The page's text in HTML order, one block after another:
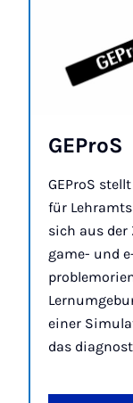
GE­ProS
GEProS
für
sich aus
game- und
einer
das